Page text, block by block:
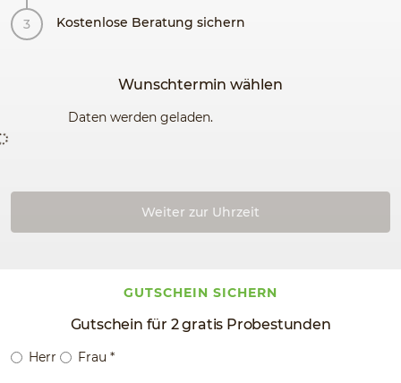
Kostenlose Beratung sichern
Wunschtermin wählen
Daten werden geladen.
Weiter zur Uhrzeit
GUTSCHEIN SICHERN
Gutschein für 2 gratis Probestunden
Herr Frau *